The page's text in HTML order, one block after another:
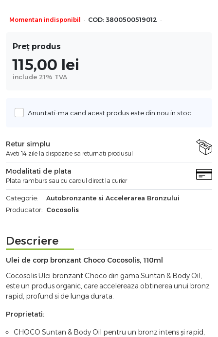
Momentan indisponibil · COD: 3800500519012 ·
Preț produs
115,00 lei
include 21% TVA
Anuntati-ma cand acest produs este din nou in stoc.
Retur simplu
Aveti 14 zile la dispozitie sa returnati produsul
Modalitati de plata
Plata ramburs sau cu cardul direct la curier
Categorie:
Autobronzante si Accelerarea Bronzului
Producator: Cocosolis
Descriere
Ulei de corp bronzant Choco Cocosolis, 110ml
Cocosolis Ulei bronzant Choco din gama Suntan & Body Oil,
este un produs organic, care accelereaza obtinerea unui bronz
rapid, profund si de lunga durata.
Proprietati:
CHOCO Suntan & Body Oil pentru un bronz intens și rapid,